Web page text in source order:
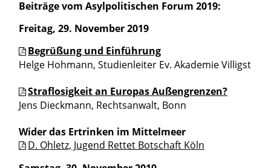
Beiträge vom Asylpolitischen Forum 2019:
Freitag, 29. November 2019
Begrüßung und Einführung
Helge Hohmann, Studienleiter Ev. Akademie Villigst
Straflosigkeit an Europas Außengrenzen?
Jens Dieckmann, Rechtsanwalt, Bonn
Wider das Ertrinken im Mittelmeer
D. Ohletz, Jugend Rettet Botschaft Köln